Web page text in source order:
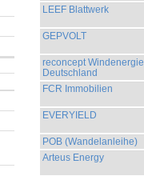
LEEF Blattwerk
GEPVOLT
reconcept Windenergie
Deutschland
FCR Immobilien
EVERYIELD
POB (Wandelanleihe)
Arteus Energy